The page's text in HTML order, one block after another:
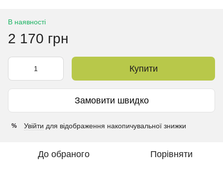
В наявності
2 170 грн
Купити
Замовити швидко
% Увійти для відображення накопичувальної знижки
До обраного Порівняти